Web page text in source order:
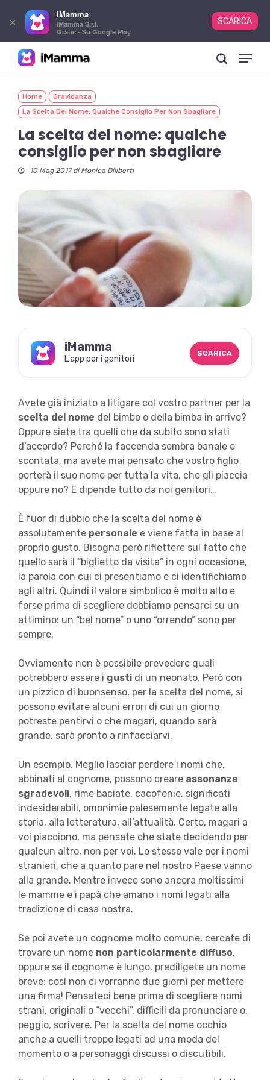
content
Menu
Home
Gravidanza
La Scelta Del Nome: Qualche Consiglio Per Non Sbagliare
La scelta del nome: qualche
consiglio per non sbagliare
10 Mag 2017 di Monica Diliberti
iMamma
L'app per i genitori
SCARICA
Avete già iniziato a litigare col vostro partner per la
scelta del nome del bimbo o della bimba in arrivo?
Oppure siete tra quelli che da subito sono stati
d’accordo? Perché la faccenda sembra banale e
scontata, ma avete mai pensato che vostro figlio
porterà il suo nome per tutta la vita, che gli piaccia
oppure no? E dipende tutto da noi genitori…
È fuor di dubbio che la scelta del nome è
assolutamente personale e viene fatta in base al
proprio gusto. Bisogna però riflettere sul fatto che
quello sarà il “biglietto da visita” in ogni occasione,
la parola con cui ci presentiamo e ci identifichiamo
agli altri. Quindi il valore simbolico è molto alto e
forse prima di scegliere dobbiamo pensarci su un
attimino: un “bel nome” o uno “orrendo” sono per
sempre.
Ovviamente non è possibile prevedere quali
potrebbero essere i gusti di un neonato. Però con
un pizzico di buonsenso, per la scelta del nome, si
possono evitare alcuni errori di cui un giorno
potreste pentirvi o che magari, quando sarà
grande, sarà pronto a rinfacciarvi.
Un esempio. Meglio lasciar perdere i nomi che,
abbinati al cognome, possono creare assonanze
sgradevoli, rime baciate, cacofonie, significati
indesiderabili, omonimie palesemente legate alla
storia, alla letteratura, all’attualità. Certo, magari a
voi piacciono, ma pensate che state decidendo per
qualcun altro, non per voi. Lo stesso vale per i nomi
stranieri, che a quanto pare nel nostro Paese vanno
alla grande. Mentre invece sono ancora moltissimi
le mamme e i papà che amano i nomi legati alla
tradizione di casa nostra.
Se poi avete un cognome molto comune, cercate di
trovare un nome non particolarmente diffuso,
oppure se il cognome è lungo, prediligete un nome
breve: così non ci vorranno due giorni per mettere
una firma! Pensateci bene prima di scegliere nomi
strani, originali o “vecchi”, difficili da pronunciare o,
peggio, scrivere. Per la scelta del nome occhio
anche a quelli troppo legati ad una moda del
momento o a personaggi discussi o discutibili.
×
iMamma
iMamma S.r.l.
Gratis - Su Google Play
SCARICA